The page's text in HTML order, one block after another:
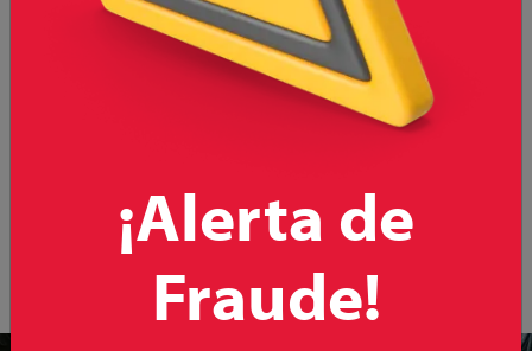
agregar
Almacenamiento Precauciones
¡Alerta de
Fraude!